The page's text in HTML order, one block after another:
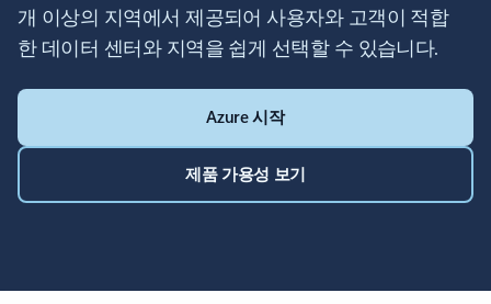
개 이상의 지역에서 제공되어 사용자와 고객이 적합
한 데이터 센터와 지역을 쉽게 선택할 수 있습니다.
Azure 시작
제품 가용성 보기